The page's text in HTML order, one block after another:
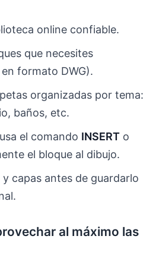
online confiable.
que necesites
formato DWG).
organizadas por tema:
baños, etc.
el comando INSERT o
el bloque al dibujo.
capas antes de guardarlo
al máximo las